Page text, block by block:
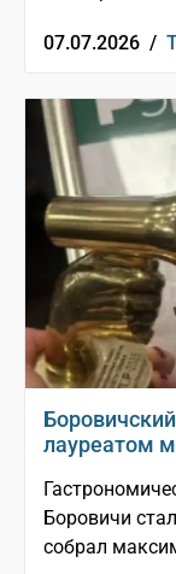
07.07.2026 /
лауреатом
Боровичи
собрал